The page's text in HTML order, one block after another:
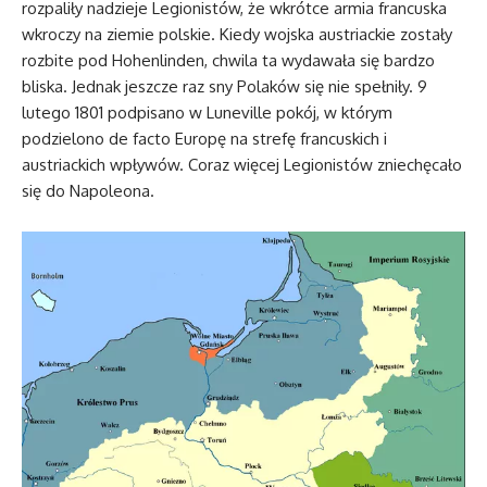
rozpaliły nadzieje Legionistów, że wkrótce armia francuska
wkroczy na ziemie polskie. Kiedy wojska austriackie zostały
rozbite pod Hohenlinden, chwila ta wydawała się bardzo
bliska. Jednak jeszcze raz sny Polaków się nie spełniły. 9
lutego 1801 podpisano w Luneville pokój, w którym
podzielono de facto Europę na strefę francuskich i
austriackich wpływów. Coraz więcej Legionistów zniechęcało
się do Napoleona.